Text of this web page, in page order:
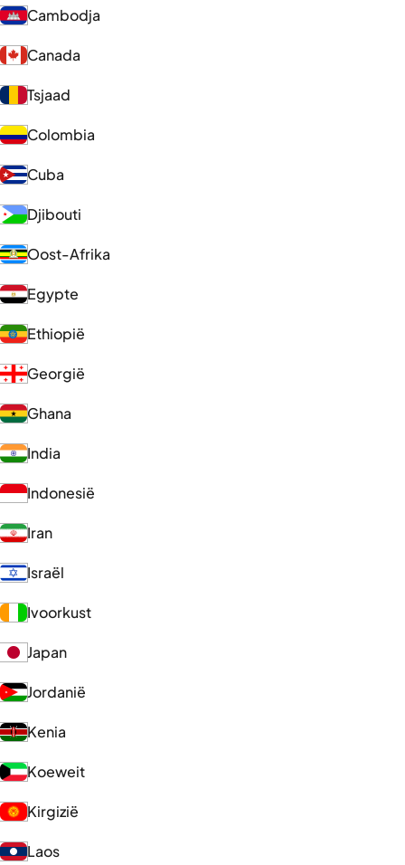
Cambodja
Canada
Tsjaad
Colombia
Cuba
Djibouti
Oost-Afrika
Egypte
Ethiopië
Georgië
Ghana
India
Indonesië
Iran
Israël
Ivoorkust
Japan
Jordanië
Kenia
Koeweit
Kirgizië
Laos